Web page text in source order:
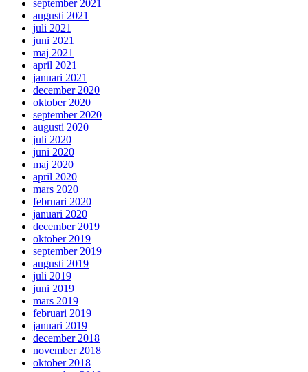
september 2021
augusti 2021
juli 2021
juni 2021
maj 2021
april 2021
januari 2021
december 2020
oktober 2020
september 2020
augusti 2020
juli 2020
juni 2020
maj 2020
april 2020
mars 2020
februari 2020
januari 2020
december 2019
oktober 2019
september 2019
augusti 2019
juli 2019
juni 2019
mars 2019
februari 2019
januari 2019
december 2018
november 2018
oktober 2018